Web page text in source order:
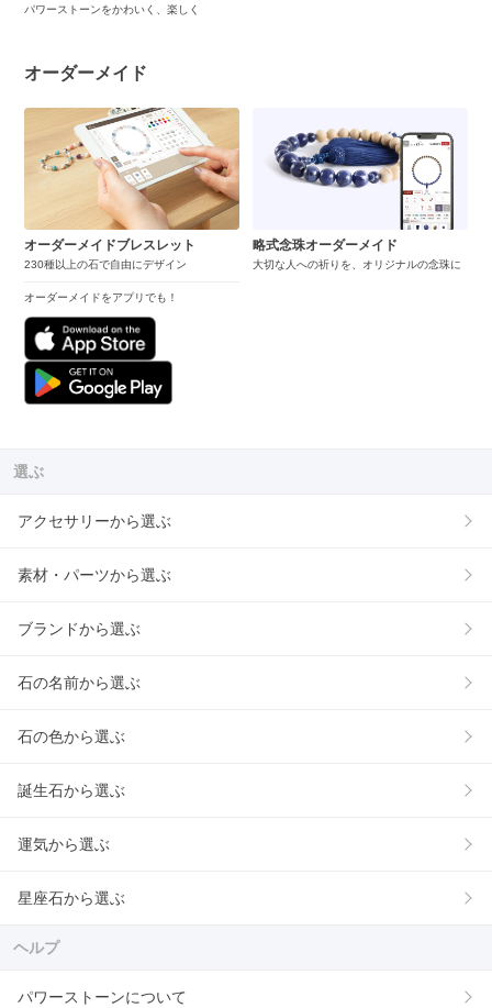
パワーストーンをかわいく、楽しく
オーダーメイド
オーダーメイドブレスレット
230種以上の石で自由にデザイン
オーダーメイドをアプリでも！
略式念珠オーダーメイド
大切な人への祈りを、オリジナルの念珠に
選ぶ
アクセサリーから選ぶ
素材・パーツから選ぶ
ブランドから選ぶ
石の名前から選ぶ
石の色から選ぶ
誕生石から選ぶ
運気から選ぶ
星座石から選ぶ
ヘルプ
パワーストーンについて